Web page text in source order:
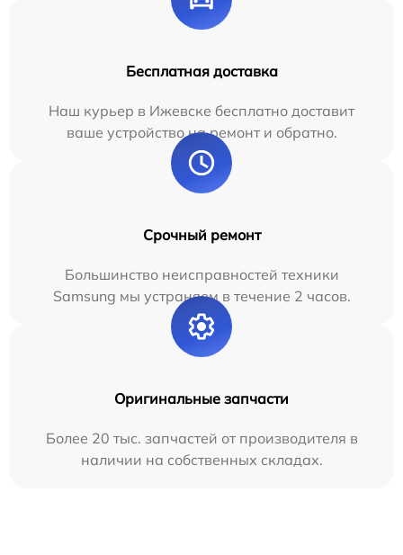
Бесплатная доставка
Наш курьер в Ижевске бесплатно доставит
ваше устройство на ремонт и обратно.
Срочный ремонт
Большинство неисправностей техники
Samsung мы устраняем в течение 2 часов.
Оригинальные запчасти
Более 20 тыс. запчастей от производителя в
наличии на собственных складах.